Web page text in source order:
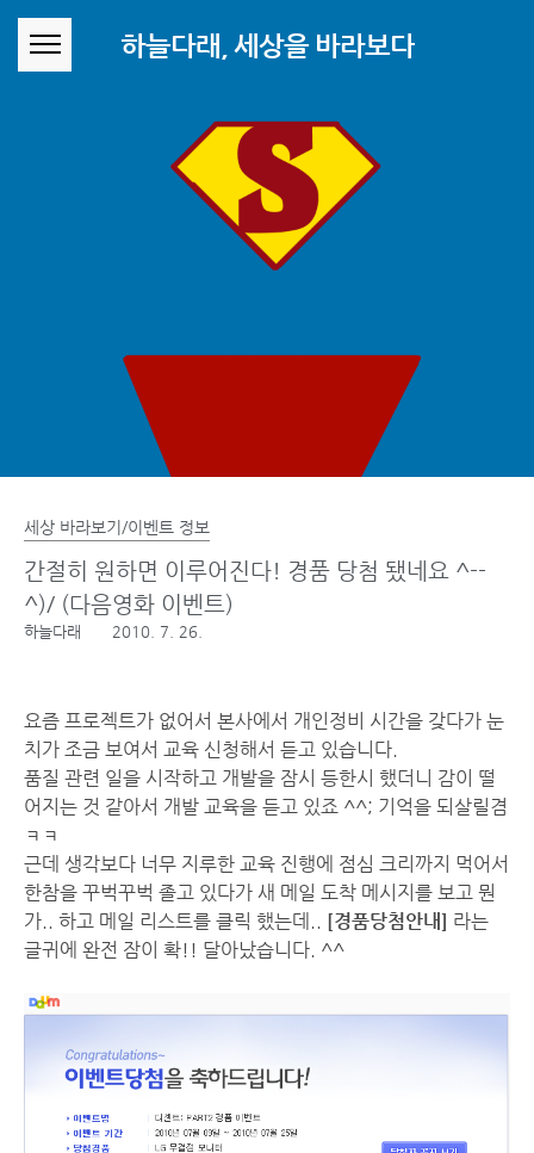
하늘다래, 세상을 바라보다
세상 바라보기/이벤트 정보
간절히 원하면 이루어진다! 경품 당첨 됐네요 ^--
^)/ (다음영화 이벤트)
하늘다래 2010. 7. 26.
요즘 프로젝트가 없어서 본사에서 개인정비 시간을 갖다가 눈
치가 조금 보여서 교육 신청해서 듣고 있습니다.
품질 관련 일을 시작하고 개발을 잠시 등한시 했더니 감이 떨
어지는 것 같아서 개발 교육을 듣고 있죠 ^^; 기억을 되살릴겸
ㅋㅋ
근데 생각보다 너무 지루한 교육 진행에 점심 크리까지 먹어서
한참을 꾸벅꾸벅 졸고 있다가 새 메일 도착 메시지를 보고 뭔
가.. 하고 메일 리스트를 클릭 했는데.. [경품당첨안내] 라는
글귀에 완전 잠이 확!! 달아났습니다. ^^